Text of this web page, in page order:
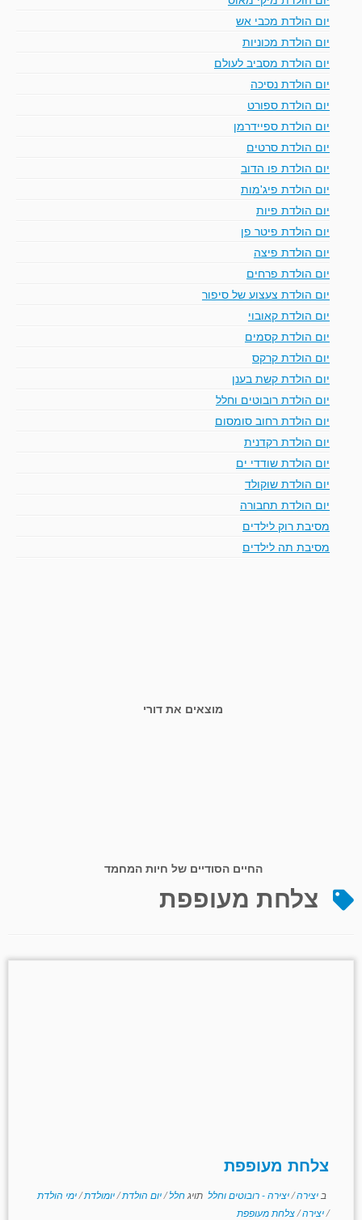
יום הולדת מכבי אש
יום הולדת מכוניות
יום הולדת מסביב לעולם
יום הולדת נסיכה
יום הולדת ספורט
יום הולדת ספיידרמן
יום הולדת סרטים
יום הולדת פו הדוב
יום הולדת פיג'מות
יום הולדת פיות
יום הולדת פיטר פן
יום הולדת פיצה
יום הולדת פרחים
יום הולדת צעצוע של סיפור
יום הולדת קאובוי
יום הולדת קסמים
יום הולדת קרקס
יום הולדת קשת בענן
יום הולדת רובוטים וחלל
יום הולדת רחוב סומסום
יום הולדת רקדנית
יום הולדת שודדי ים
יום הולדת שוקולד
יום הולדת תחבורה
מסיבת רוק לילדים
מסיבת תה לילדים
מוצאים את דורי
החיים הסודיים של חיות המחמד
צלחת מעופפת
צלחת מעופפת
ב יצירה/יצירה - רובוטים וחלל תויגחלל/יום הולדת/יומולדת/ימי הולדת
/יצירה/צלחת מעופפת